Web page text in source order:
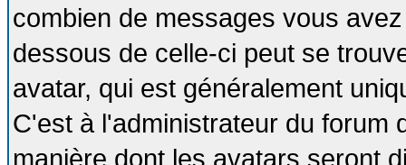
combien de messages vous
dessous de celle-ci peut se
avatar, qui est généralement
C'est à l'administrateur du forum
manière dont les avatars seront